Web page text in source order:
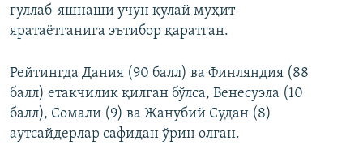
гуллаб-яшнаши учун қулай муҳит
яратаётганига эътибор қаратган.
Рейтингда Дания (90 балл) ва Финляндия (88
балл) етакчилик қилган бўлса, Венесуэла (10
балл), Сомали (9) ва Жанубий Судан (8)
аутсайдерлар сафидан ўрин олган.